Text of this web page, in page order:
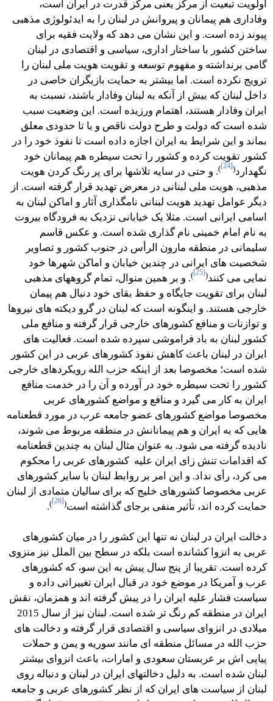
اولویت تبعیت از مرکز یعنی مرکز قدرت در ایران است،
وفاداری هم پیمانان و پیروانش در لبنان را به ایدئولوژی مذهبی
پیوند زده است. و این نشان می دهد که ولایت فقیه برای
ساختن کشور با ساختار اداری، سیاسی و اقتصادی در لبنان
گامی برنداشته و مفهوم توسعه و تقویت هویت ملی لبنان را
ترویج نکرده است. اما بیشتر به حمایت بازیگران خاصی در
داخل لبنان که بیش از آنکه به لبنان وفادار باشند، نسبت به
ایران وفادار هستند، اهتمام ورزیده است. این وضعیت سبب
شده است که دولت و طرح دولت ناقص و یا تا حدودی معلق
بماند و این شرایط به ایران اجازه داده است تا نفوذ خود را در
کشور تقویت کرده و کشور را تحت سیطره هم پیمانان خود
نگهدارد(
[24]
). و حتی در سایه تلاشها برای پر رنگ کردن هویت
مذهبی، هویت ملی لبنانی در معرض تهدید قرار گرفته است. از
دیگر عوامل تهدید هویت لبنانی نامگذاری آثار و اماکن لبنان به
اسامی ایرانی است. مثلا یک خیابانی نزدیک به فرودگاه بیروت
به نام امام خمینی نام گذاری شده است. و عکس قاسم
سلیمانی در منطقه مارون الرأس در جنوب کشور و تصاویر
شخصیت های ایرانی در چندین خیابان و اماکن شهرها خود
نمایی می کنند(
[25]
). و بر همین منوال، تمام گروههای مذهبی
لبنان برای تقویت جایگاه و حفظ بقای خود دنبال هم پیمان
خارجی هستند. و اینگونه است که لبنان در گرو دیکته های نیروها
و توازنات و منافع کشورهای خارجی قرار گرفته و منافع ملی
کشور لبنان به باد فراموشی سپرده شده است. فعالیت های
ایران در لبنان باعث کاهش نفوذ کشورهای عربی در این کشور
شده است؛ مخصوصا بعد از اینکه حزب الله رویکردهای خارجی
کشور را تحت سیطره خود در آورده و آن را در خدمت منافع
ایران به کار می گیرد و منافع و مواضع کشورهای عربی
مخصوصا مواضع کشورهای عضو جامعه عرب در مورد قطعنامه
هایی که به ایران و هم پیمانانش در منطقه مربوط می شوند،
نادیده گرفته می شود. به عنوان مثال لبنان به چندین قطعنامه
که اقدامات تنش زای ایران علیه کشورهای عربی را محکوم
می کرد، رأی نداد. و این امر بر روابط لبنان با سایر کشورهای
عربی مخصوصا کشورهای خلیج که برای سالیان متمادی از لبنان
حمایت کرده اند، تأثیر منفی برجای گذاشته است(
[26]
)
.
دخالت ایران در لبنان نه تنها این کشور را در میان کشورهای
عربی به انزوا کشانده است بلکه در سطح بین الملل نیز منزوی
کرده است. تقریبا از پنج سال پیش به این سو، که کشورهای
عرب و آمریکا در موضع خود در قبال ایران تغییراتی داده و
سیاست فشار علیه ایران را در پیش گرفته اند و همزمان، نقش
ایران در منطقه کم رنگ تر شده است. لبنان نیز از سال 2015
میلادی در انزوای سیاسی و اقتصادی قرار گرفته و دخالت های
حزب الله در مسائل منطقه ای مانند سوریه و یمن و حملات
پیاپی اش بر عربستان سعودی و امارات، باعث انزوای بیشتر
لبنان شده است. به دلیل دخالتهای ایران در لبنان و دنباله روی
لبنان از سیاست های ایران که از نظر کشورهای عربی و جامعه